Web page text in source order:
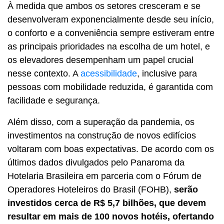
À medida que ambos os setores cresceram e se
desenvolveram exponencialmente desde seu início,
o conforto e a conveniência sempre estiveram entre
as principais prioridades na escolha de um hotel, e
os elevadores desempenham um papel crucial
nesse contexto. A acessibilidade, inclusive para
pessoas com mobilidade reduzida, é garantida com
facilidade e segurança.
Além disso, com a superação da pandemia, os
investimentos na construção de novos edifícios
voltaram com boas expectativas. De acordo com os
últimos dados divulgados pelo Panaroma da
Hotelaria Brasileira em parceria com o Fórum de
Operadores Hoteleiros do Brasil (FOHB), serão
investidos cerca de R$ 5,7 bilhões, que devem
resultar em mais de 100 novos hotéis, ofertando